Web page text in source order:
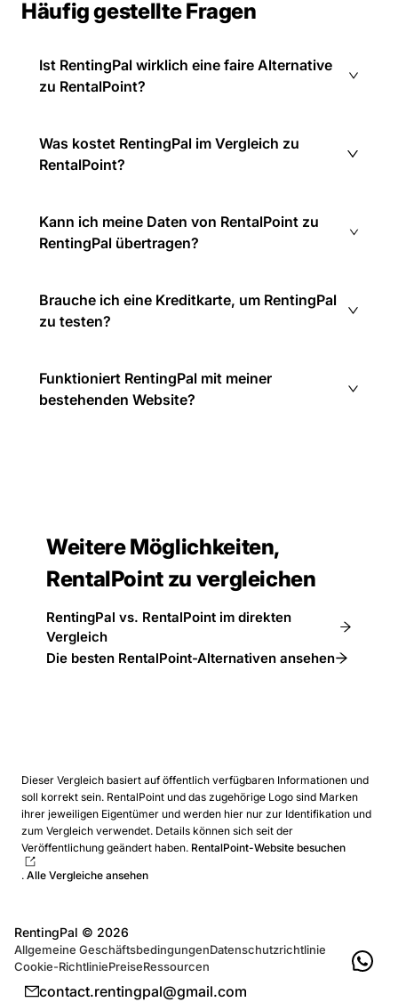
Häufig gestellte Fragen
Ist RentingPal wirklich eine faire Alternative
zu RentalPoint?
Was kostet RentingPal im Vergleich zu
RentalPoint?
Kann ich meine Daten von RentalPoint zu
RentingPal übertragen?
Brauche ich eine Kreditkarte, um RentingPal
zu testen?
Funktioniert RentingPal mit meiner
bestehenden Website?
Weitere Möglichkeiten,
RentalPoint zu vergleichen
RentingPal vs. RentalPoint im direkten
Vergleich
Die besten RentalPoint-Alternativen ansehen
Dieser Vergleich basiert auf öffentlich verfügbaren Informationen und
soll korrekt sein. RentalPoint und das zugehörige Logo sind Marken
ihrer jeweiligen Eigentümer und werden hier nur zur Identifikation und
zum Vergleich verwendet. Details können sich seit der
Veröffentlichung geändert haben. RentalPoint-Website besuchen
. Alle Vergleiche ansehen
RentingPal © 2026
Allgemeine GeschäftsbedingungenDatenschutzrichtlinie
Cookie-RichtliniePreiseRessourcen
contact.rentingpal@gmail.com